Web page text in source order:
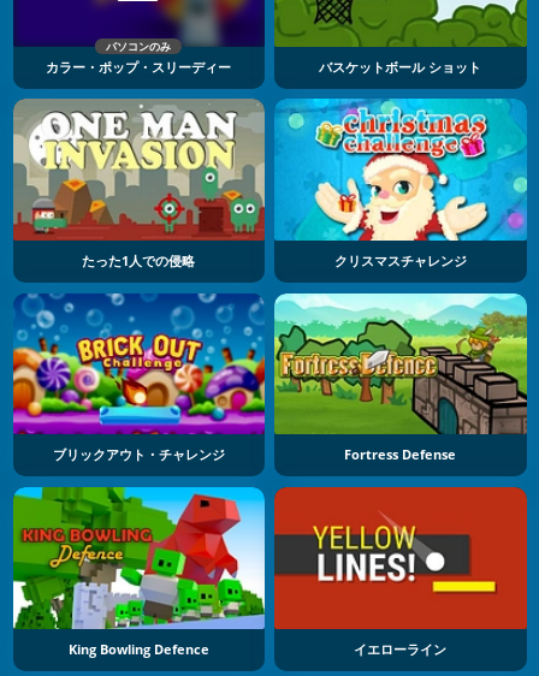
パソコンのみ
カラー・ポップ・スリーディー バスケットボール ショット
たった1人での侵略 クリスマスチャレンジ
ブリックアウト・チャレンジ Fortress Defense
King Bowling Defence イエローライン